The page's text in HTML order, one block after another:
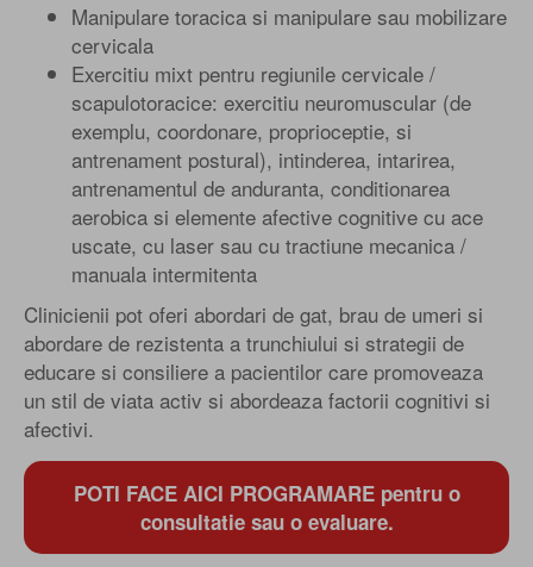
Manipulare toracica si manipulare sau mobilizare
cervicala
Exercitiu mixt pentru regiunile cervicale /
scapulotoracice: exercitiu neuromuscular (de
exemplu, coordonare, proprioceptie, si
antrenament postural), intinderea, intarirea,
antrenamentul de anduranta, conditionarea
aerobica si elemente afective cognitive cu ace
uscate, cu laser sau cu tractiune mecanica /
manuala intermitenta
Clinicienii pot oferi abordari de gat, brau de umeri si
abordare de rezistenta a trunchiului si strategii de
educare si consiliere a pacientilor care promoveaza
un stil de viata activ si abordeaza factorii cognitivi si
afectivi.
POTI FACE AICI PROGRAMARE pentru o
consultatie sau o evaluare.